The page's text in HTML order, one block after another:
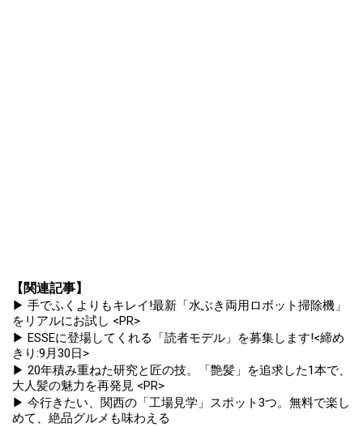
【関連記事】
▶ 手でふくよりもキレイ!最新「水ぶき両用ロボット掃除機」
をリアルにお試し <PR>
▶ ESSEに登場してくれる「読者モデル」を募集します!<締め
きり:9月30日>
▶ 20年積み重ねた研究と匠の技。「艶髪」を追求した1本で、
大人髪の魅力を再発見 <PR>
▶ 今行きたい、関西の「工場見学」スポット3つ。無料で楽し
めて、絶品グルメも味わえる